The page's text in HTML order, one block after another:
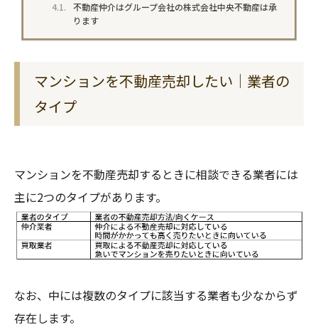
不動産仲介はグループ会社の株式会社中央不動産は承
ります
マンションを不動産売却したい｜業者の
タイプ
マンションを不動産売却するときに相談できる業者には
主に2つのタイプがあります。
なお、中には複数のタイプに該当する業者も少なからず
存在します。